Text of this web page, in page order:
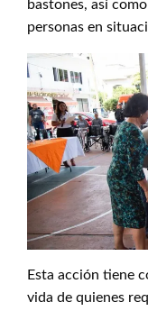
bastones, así
personas en
Esta acción tiene
vida de quienes